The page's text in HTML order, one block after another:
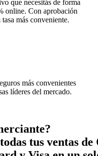
que necesitás de forma
online. Con aprobación
más conveniente.
más convenientes
líderes del mercado.
tus ventas de